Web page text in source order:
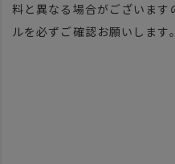
料と異なる場合がございます
ルを必ずご確認お願いします。